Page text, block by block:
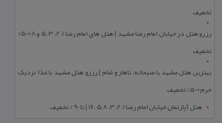
تخفیف
رزرو هتل در خیابان امام رضا مشهد | هتل‌ های امام رضا 1، 2، 3، 5 و 8+50%
تخفیف
بهترین هتل مشهد با صبحانه، ناهار و شام | رزرو هتل مشهد با غذا نزدیک
حرم+50% تخفیف
هتل آپارتمان خیابان امام رضا 1، 2، 3، 5،8 ،16 | تا 90 % تخفیف